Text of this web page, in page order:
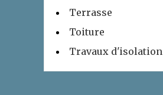
Terrasse
Toiture
Travaux d'isolation